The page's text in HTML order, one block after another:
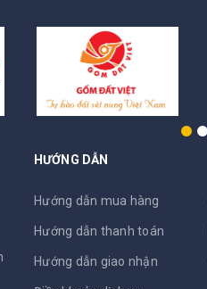
HƯỚNG DẪN
Hướng dẫn mua hàng
Hướng dẫn thanh toán
Hướng dẫn giao nhận